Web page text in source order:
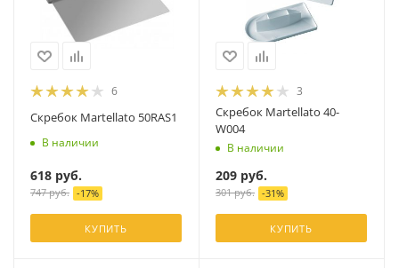
6
Скребок Martellato 50RAS1
В наличии
618 руб.
747руб. -17%
КУПИТЬ
3
Скребок Martellato 40-
W004
В наличии
209 руб.
301руб. -31%
КУПИТЬ